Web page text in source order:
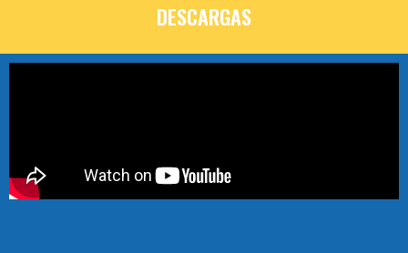
DESCARGAS